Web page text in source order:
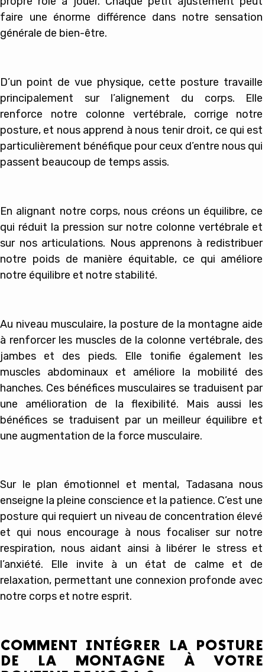
faire une énorme différence dans notre sensation
générale de bien-être.
D’un point de vue physique, cette posture travaille
principalement sur l’alignement du corps. Elle
renforce notre colonne vertébrale, corrige notre
posture, et nous apprend à nous tenir droit, ce qui est
particulièrement bénéfique pour ceux d’entre nous qui
passent beaucoup de temps assis.
En alignant notre corps, nous créons un équilibre, ce
qui réduit la pression sur notre colonne vertébrale et
sur nos articulations. Nous apprenons à redistribuer
notre poids de manière équitable, ce qui améliore
notre équilibre et notre stabilité.
Au niveau musculaire, la posture de la montagne aide
à renforcer les muscles de la colonne vertébrale, des
jambes et des pieds. Elle tonifie également les
muscles abdominaux et améliore la mobilité des
hanches. Ces bénéfices musculaires se traduisent par
une amélioration de la flexibilité. Mais aussi les
bénéfices se traduisent par un meilleur équilibre et
une augmentation de la force musculaire.
Sur le plan émotionnel et mental, Tadasana nous
enseigne la pleine conscience et la patience. C’est une
posture qui requiert un niveau de concentration élevé
et qui nous encourage à nous focaliser sur notre
respiration, nous aidant ainsi à libérer le stress et
l’anxiété. Elle invite à un état de calme et de
relaxation, permettant une connexion profonde avec
notre corps et notre esprit.
COMMENT INTÉGRER LA POSTURE
DE LA MONTAGNE À VOTRE